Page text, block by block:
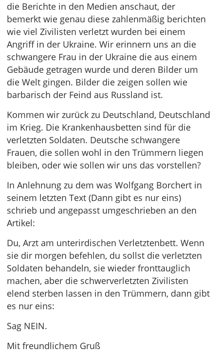
die Berichte in den Medien anschaut, der
bemerkt wie genau diese zahlenmäßig berichten
wie viel Zivilisten verletzt wurden bei einem
Angriff in der Ukraine. Wir erinnern uns an die
schwangere Frau in der Ukraine die aus einem
Gebäude getragen wurde und deren Bilder um
die Welt gingen. Bilder die zeigen sollen wie
barbarisch der Feind aus Russland ist.
Kommen wir zurück zu Deutschland, Deutschland
im Krieg. Die Krankenhausbetten sind für die
verletzten Soldaten. Deutsche schwangere
Frauen, die sollen wohl in den Trümmern liegen
bleiben, oder wie sollen wir uns das vorstellen?
In Anlehnung zu dem was Wolfgang Borchert in
seinem letzten Text (Dann gibt es nur eins)
schrieb und angepasst umgeschrieben an den
Artikel:
Du, Arzt am unterirdischen Verletztenbett. Wenn
sie dir morgen befehlen, du sollst die verletzten
Soldaten behandeln, sie wieder fronttauglich
machen, aber die schwerverletzten Zivilisten
elend sterben lassen in den Trümmern, dann gibt
es nur eins:
Sag NEIN.
Mit freundlichem Gruß